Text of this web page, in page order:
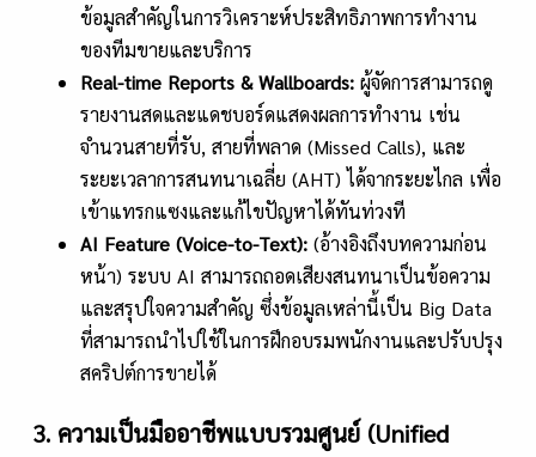
ข้อมูลสำคัญในการวิเคราะห์ประสิทธิภาพการทำงาน
ของทีมขายและบริการ
Real-time Reports & Wallboards: ผู้จัดการสามารถดู
รายงานสดและแดชบอร์ดแสดงผลการทำงาน เช่น
จำนวนสายที่รับ, สายที่พลาด (Missed Calls), และ
ระยะเวลาการสนทนาเฉลี่ย (AHT) ได้จากระยะไกล เพื่อ
เข้าแทรกแซงและแก้ไขปัญหาได้ทันท่วงที
AI Feature (Voice-to-Text): (อ้างอิงถึงบทความก่อน
หน้า) ระบบ AI สามารถถอดเสียงสนทนาเป็นข้อความ
และสรุปใจความสำคัญ ซึ่งข้อมูลเหล่านี้เป็น Big Data
ที่สามารถนำไปใช้ในการฝึกอบรมพนักงานและปรับปรุง
สคริปต์การขายได้
3. ความเป็นมืออาชีพแบบรวมศูนย์ (Unified